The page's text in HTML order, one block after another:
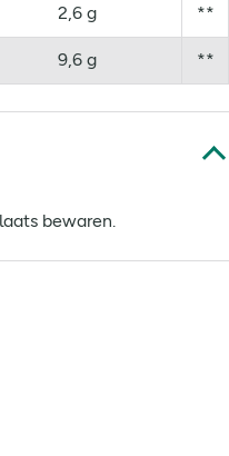
2,6 g **
9,6 g **
bewaren.